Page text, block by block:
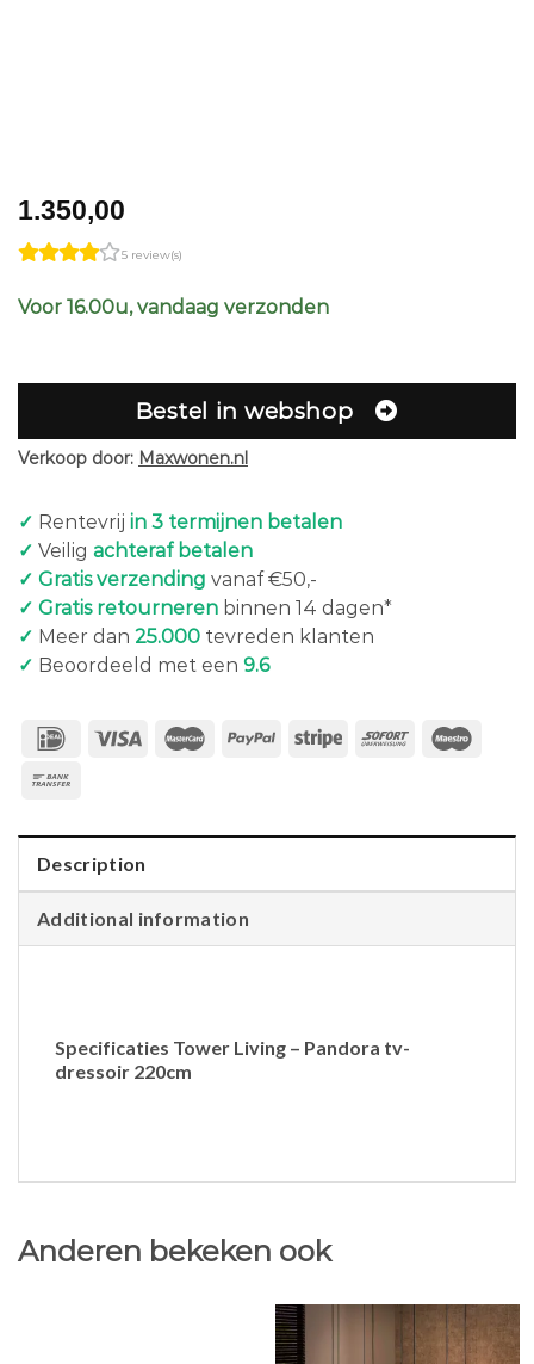
1.350,00
5 review(s)
Voor 16.00u, vandaag verzonden
Bestel in webshop
Verkoop door: Maxwonen.nl
✓ Rentevrij in 3 termijnen betalen
✓ Veilig achteraf betalen
✓ Gratis verzending vanaf €50,-
✓ Gratis retourneren binnen 14 dagen*
✓ Meer dan 25.000 tevreden klanten
✓ Beoordeeld met een 9.6
Description
Additional information
Specificaties Tower Living – Pandora tv-
dressoir 220cm
Anderen bekeken ook